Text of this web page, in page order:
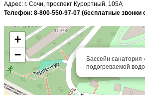
Адрес: г. Сочи, проспект Курортный, 105А
Телефон: 8-800-550-97-07 (бесплатные звонки
Бассейн санатория
подогреваемой
+
−